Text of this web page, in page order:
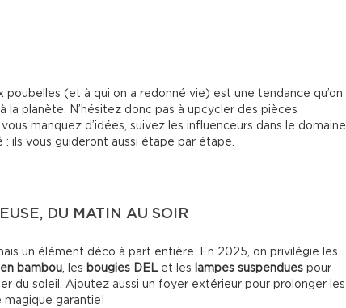
poubelles (et à qui on a redonné vie) est une tendance qu’on
la planète. N’hésitez donc pas à upcycler des pièces
vous manquez d’idées, suivez les influenceurs dans le domaine
ils vous guideront aussi étape par étape.
DU MATIN AU SOIR
un élément déco à part entière. En 2025, on privilégie les
bambou, les bougies DEL et les lampes suspendues pour
du soleil. Ajoutez aussi un foyer extérieur pour prolonger les
magique garantie!